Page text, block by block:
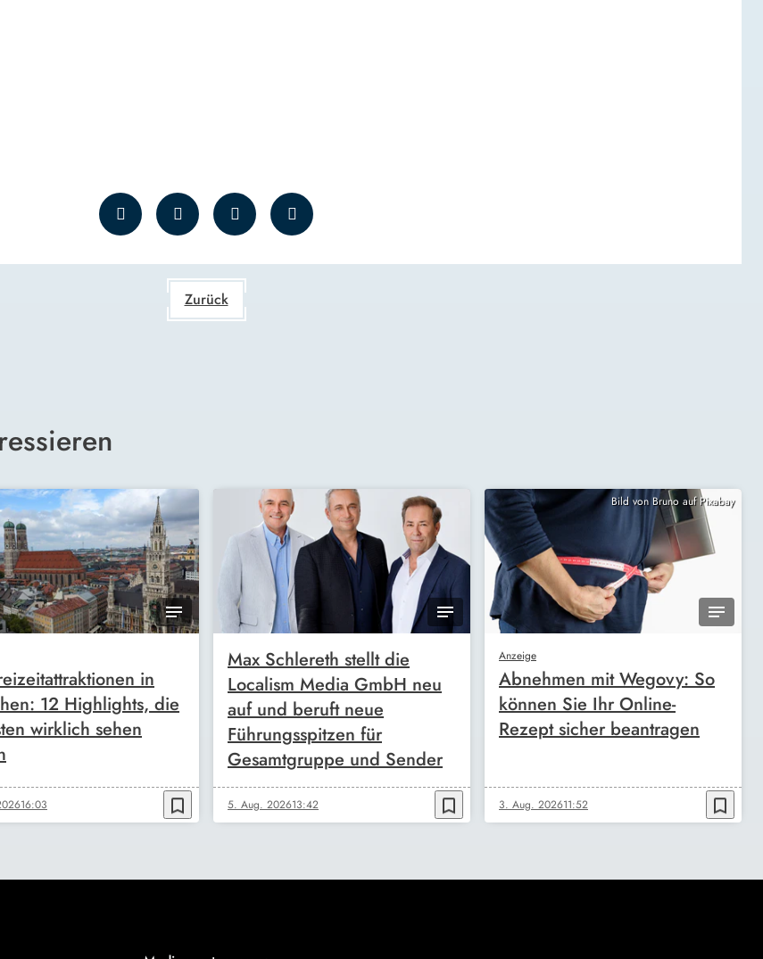
Zurück
in
12 Highlights, die
wirklich sehen
16:03 bookmark_border
Max Schlereth stellt die
Localism Media GmbH neu
auf und beruft neue
Führungsspitzen für
Gesamtgruppe und Sender
5. Aug. 202613:42 bookmark_border
Bild von Bruno auf Pixabay
Anzeige
Abnehmen mit Wegovy: So
können Sie Ihr Online-
Rezept sicher beantragen
3. Aug. 202611:52 bookmark_border